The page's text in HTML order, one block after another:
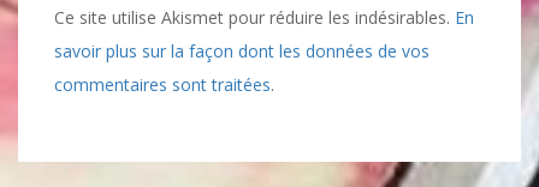
Ce site utilise Akismet pour réduire les indésirables. En
savoir plus sur la façon dont les données de vos
commentaires sont traitées.